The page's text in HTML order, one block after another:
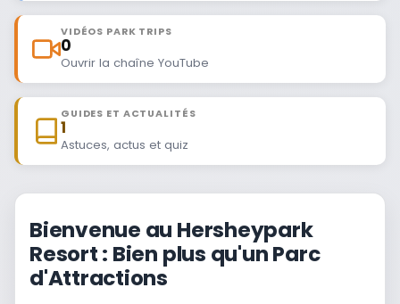
VIDÉOS PARK TRIPS
0
Ouvrir la chaîne YouTube
GUIDES ET ACTUALITÉS
1
Astuces, actus et quiz
Bienvenue au Hersheypark
Resort : Bien plus qu'un Parc
d'Attractions